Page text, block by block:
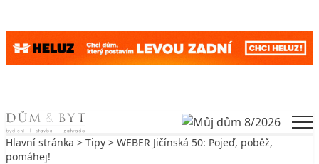
Skip to content
Hlavní stránka > Tipy > WEBER Jičínská 50: Pojeď, poběž,
pomáhej!